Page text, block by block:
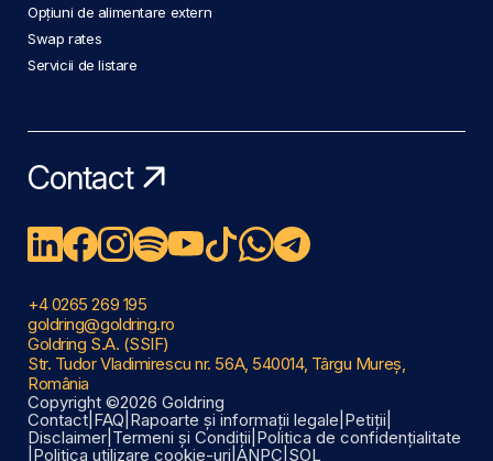
Opțiuni de alimentare extern
Swap rates
Servicii de listare
Contact
+4 0265 269 195
goldring@goldring.ro
Goldring S.A. (SSIF)
Str. Tudor Vladimirescu nr. 56A, 540014, Târgu Mureș,
România
Copyright ©2026 Goldring
Contact FAQ Rapoarte și informații legale Petiții
Disclaimer Termeni și Condiții Politica de confidențialitate
Politica utilizare cookie-uri ANPC SOL